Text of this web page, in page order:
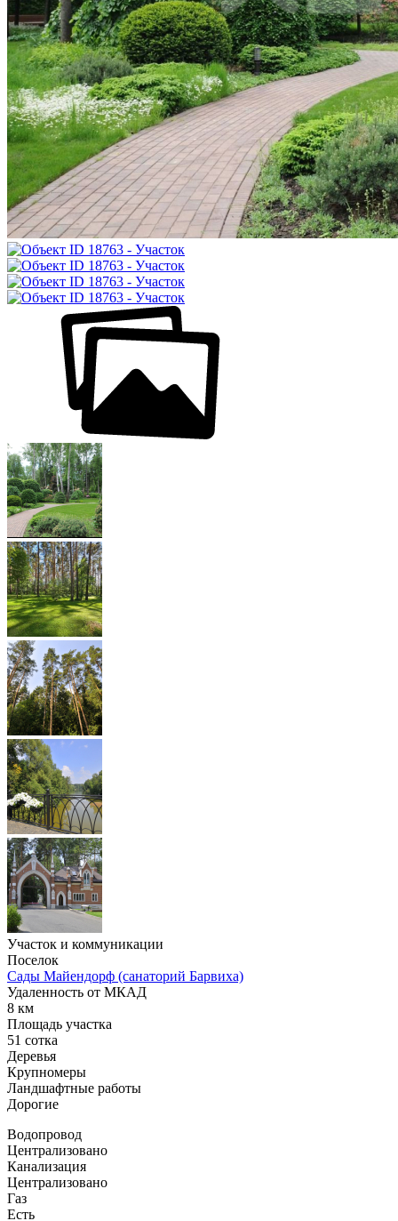
Участок и коммуникации
Поселок
Сады Майендорф (санаторий Барвиха)
Удаленность от МКАД
8 км
Площадь участка
51 сотка
Деревья
Крупномеры
Ландшафтные работы
Дорогие
Водопровод
Централизовано
Канализация
Централизовано
Газ
Есть